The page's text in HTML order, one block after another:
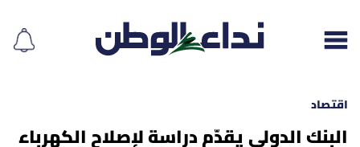
اقتصاد
البنك الدولي يقدّم دراسة لإصلاح الكهرباء